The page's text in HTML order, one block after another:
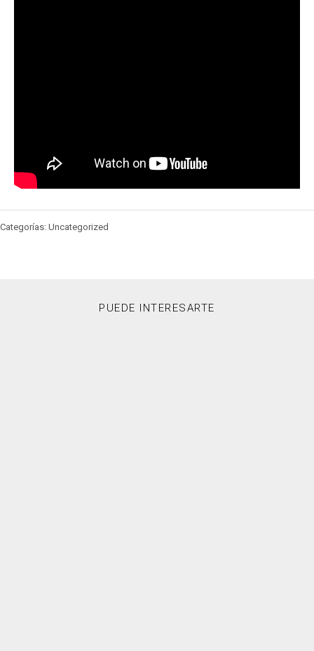
Categorías: Uncategorized
PUEDE INTERESARTE